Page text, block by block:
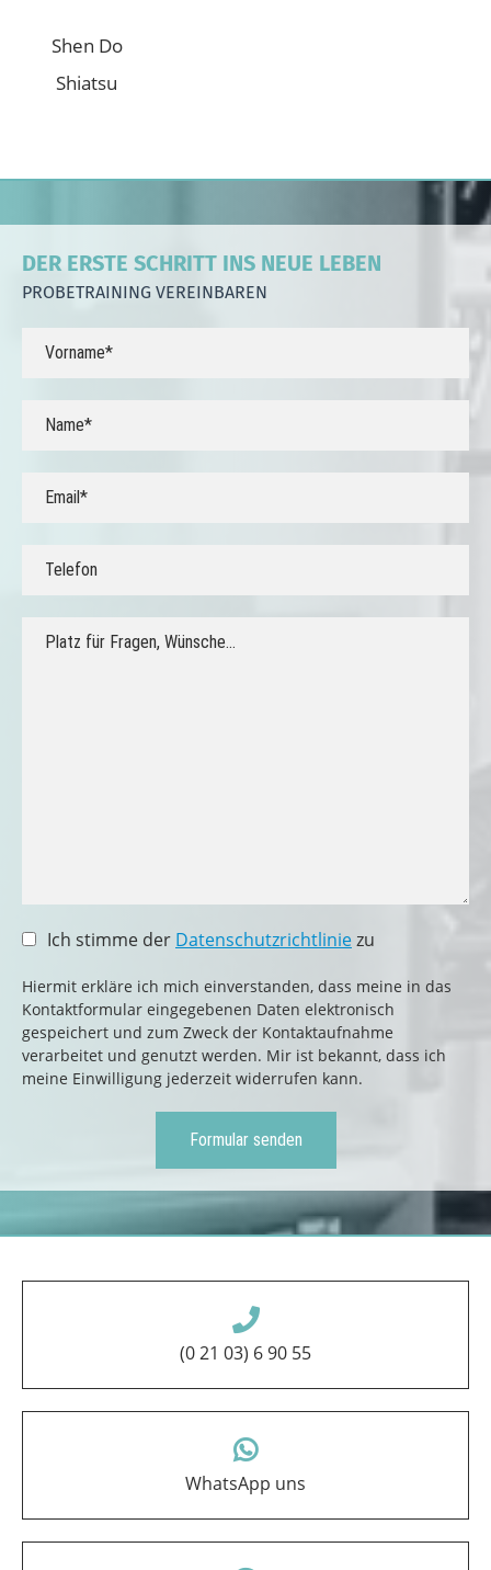
Shen Do
Shiatsu
DER ERSTE SCHRITT INS NEUE LEBEN
PROBETRAINING VEREINBAREN
Ich stimme der Datenschutzrichtliniezu
Hiermit erkläre ich mich einverstanden, dass meine in das
Kontaktformular eingegebenen Daten elektronisch
gespeichert und zum Zweck der Kontaktaufnahme
verarbeitet und genutzt werden. Mir ist bekannt, dass ich
meine Einwilligung jederzeit widerrufen kann.
(0 21 03) 6 90 55
WhatsApp uns